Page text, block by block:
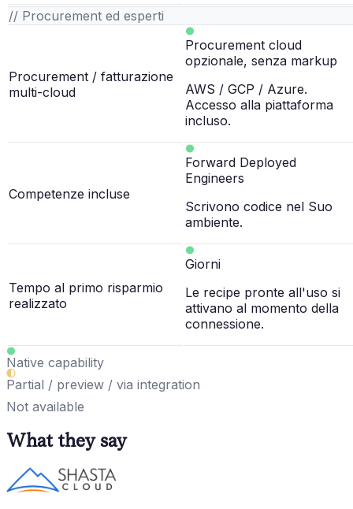
// Procurement ed esperti
Procurement / fatturazione
multi-cloud
Procurement cloud
opzionale, senza markup
AWS / GCP / Azure.
Accesso alla piattaforma
incluso.
Competenze incluse
Forward Deployed
Engineers
Scrivono codice nel Suo
ambiente.
Tempo al primo risparmio
realizzato
Giorni
Le recipe pronte all'uso si
attivano al momento della
connessione.
Native capability
Partial / preview / via integration
Not available
What they say